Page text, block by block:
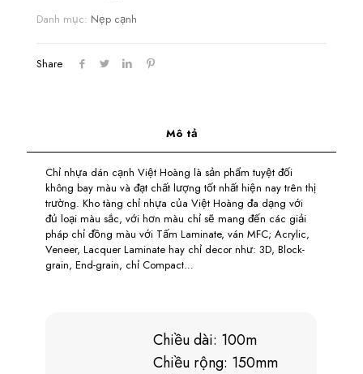
Danh mục: Nẹp cạnh
Share
Mô tả
Chỉ nhựa dán cạnh Việt Hoàng là sản phẩm tuyệt đối
không bay màu và đạt chất lượng tốt nhất hiện nay trên thị
trường. Kho tàng chỉ nhựa của Việt Hoàng đa dạng với
đủ loại màu sắc, với hơn màu chỉ sẽ mang đến các giải
pháp chỉ đồng màu với Tấm Laminate, ván MFC; Acrylic,
Veneer, Lacquer Laminate hay chỉ decor như: 3D, Block-
grain, End-grain, chỉ Compact…
Chiều dài: 100m
Chiều rộng: 150mm